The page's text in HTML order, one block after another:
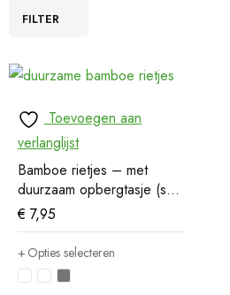
FILTER
Toevoegen aan
verlanglijst
Bamboe rietjes – met
duurzaam opbergtasje (set
van 6)
€ 7,95
Opties selecteren